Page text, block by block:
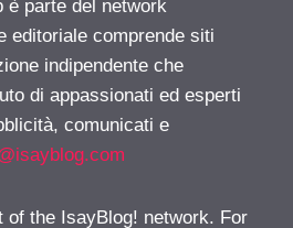
è parte del network
editoriale comprende siti
indipendente che
di appassionati ed esperti
comunicati e
of the IsayBlog! network. For